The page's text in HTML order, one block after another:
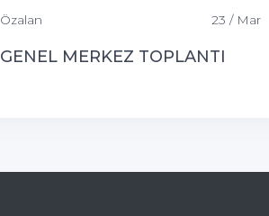
Özalan 23 / Mar
GENEL MERKEZ TOPLANTI